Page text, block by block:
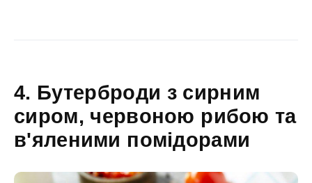
4. Бутерброди з сирним
сиром, червоною рибою та
в'яленими помідорами